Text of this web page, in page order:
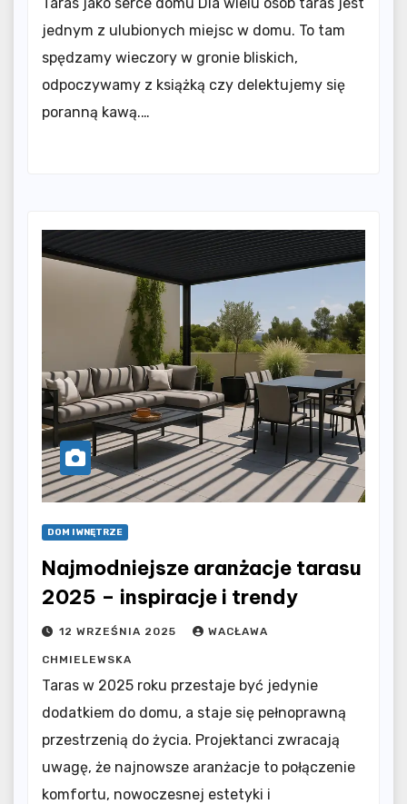
jednym z ulubionych miejsc w domu. To tam
spędzamy wieczory w gronie bliskich,
odpoczywamy z książką czy delektujemy się
poranną kawą.…
DOM I WNĘTRZE
Najmodniejsze aranżacje tarasu
2025 – inspiracje i trendy
12 WRZEŚNIA 2025 WACŁAWA
CHMIELEWSKA
Taras w 2025 roku przestaje być jedynie
dodatkiem do domu, a staje się pełnoprawną
przestrzenią do życia. Projektanci zwracają
uwagę, że najnowsze aranżacje to połączenie
komfortu, nowoczesnej estetyki i